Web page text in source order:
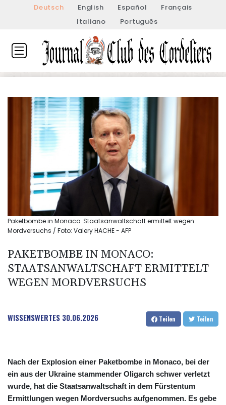
Deutsch English Español
Français
Italiano
Português
Paketbombe in Monaco: Staatsanwaltschaft ermittelt wegen
Mordversuchs / Foto: Valery HACHE - AFP
PAKETBOMBE IN MONACO:
STAATSANWALTSCHAFT ERMITTELT
WEGEN MORDVERSUCHS
WISSENSWERTES 30.06.2026 Teilen Teilen
Nach der Explosion einer Paketbombe in Monaco, bei der
ein aus der Ukraine stammender Oligarch schwer verletzt
wurde, hat die Staatsanwaltschaft in dem Fürstentum
Ermittlungen wegen Mordversuchs aufgenommen. Es gebe